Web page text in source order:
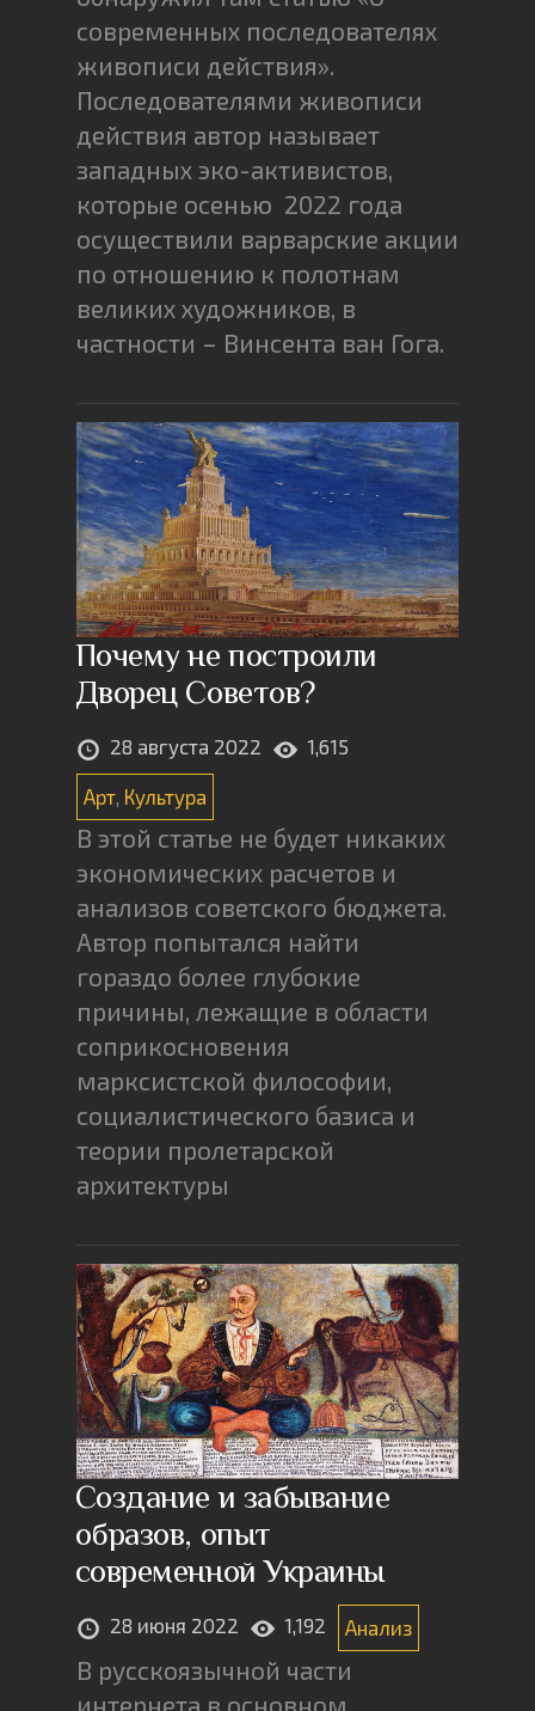
современных последователях
живописи действия».
Последователями живописи
действия автор называет
западных эко-активистов,
которые осенью 2022 года
осуществили варварские акции
по отношению к полотнам
великих художников, в
частности – Винсента ван Гога.
Почему не построили
Дворец Советов?
28 августа 2022 1,615
Арт, Культура
В этой статье не будет никаких
экономических расчетов и
анализов советского бюджета.
Автор попытался найти
гораздо более глубокие
причины, лежащие в области
соприкосновения
марксистской философии,
социалистического базиса и
теории пролетарской
архитектуры
Создание и забывание
образов, опыт
современной Украины
28 июня 2022 1,192 Анализ
В русскоязычной части
интернета в основном